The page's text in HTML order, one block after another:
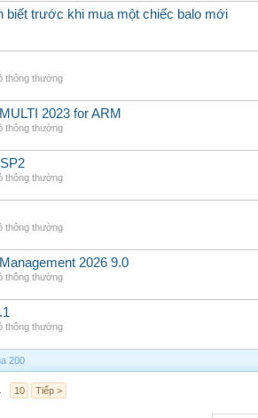
biết trước khi mua một chiếc balo mới
thông thường
2023 for ARM
thông thường
thông thường
thông thường
2026 9.0
thông thường
thông thường
200
10 Tiếp >